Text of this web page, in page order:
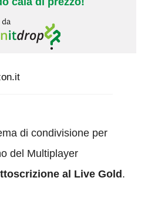
di condivisione per
del Multiplayer
al Live Gold.